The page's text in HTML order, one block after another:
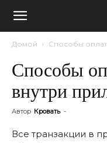
Домой Способы
Способы
внутри
Автор Кровать -
Все транзакции в